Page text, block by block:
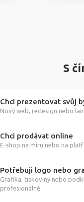
S
Chci prezentovat svůj
Nový web, redesign nebo
Chci prodávat online
E-shop na míru nebo na
Potřebuji logo nebo
Grafika, tiskoviny nebo
profesionálně